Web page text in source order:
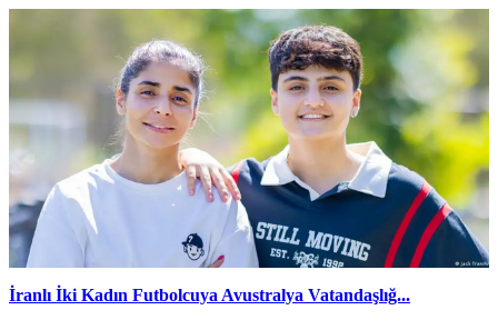
İranlı İki Kadın Futbolcuya Avustralya Vatandaşlığ...